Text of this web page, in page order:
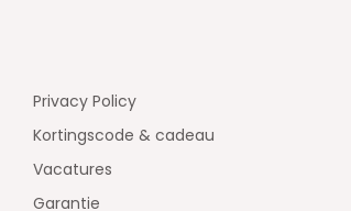
Privacy Policy
Kortingscode & cadeau
Vacatures
Garantie